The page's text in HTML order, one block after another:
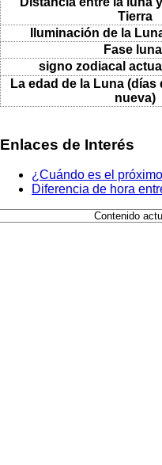
Tierra
Iluminación de la
Fase
signo zodiacal
La edad de la Luna
nueva)
Enlaces de Interés
¿Cuándo es el
Diferencia de hora
Contenido